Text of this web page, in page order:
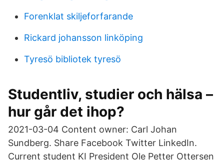
Forenklat skiljeforfarande
Rickard johansson linköping
Tyresö bibliotek tyresö
Studentliv, studier och hälsa –
hur går det ihop?
2021-03-04 Content owner: Carl Johan
Sundberg. Share Facebook Twitter LinkedIn.
Current student KI President Ole Petter Ottersen